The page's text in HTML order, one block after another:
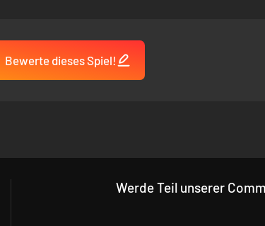
Bewerte dieses Spiel!
Werde Teil unserer